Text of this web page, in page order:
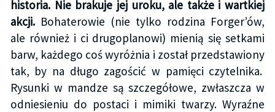
historia. Nie brakuje jej uroku, ale także i wartkiej
akcji.Bohaterowie (nie tylko rodzina Forger’ów,
ale również i ci drugoplanowi) mienią się setkami
barw, każdego coś wyróżnia i został przedstawiony
tak, by na długo zagościć w pamięci czytelnika.
Rysunki w mandze są szczegółowe, zwłaszcza w
odniesieniu do postaci i mimiki twarzy. Wyraźne